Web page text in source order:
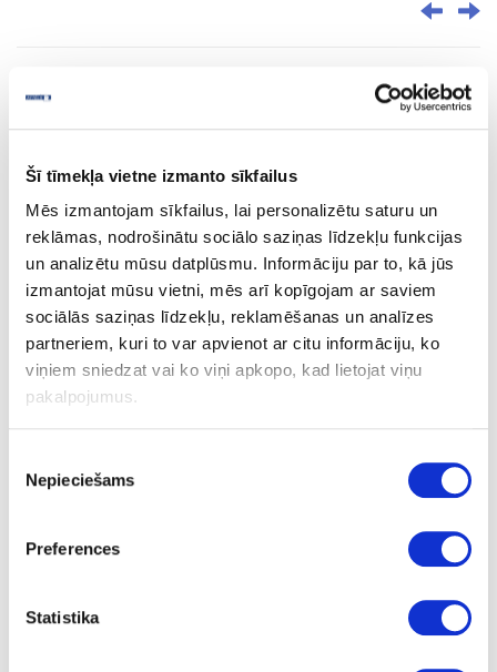
Šī tīmekļa vietne izmanto sīkfailus
Mēs izmantojam sīkfailus, lai personalizētu saturu un
reklāmas, nodrošinātu sociālo saziņas līdzekļu funkcijas
un analizētu mūsu datplūsmu. Informāciju par to, kā jūs
izmantojat mūsu vietni, mēs arī kopīgojam ar saviem
sociālās saziņas līdzekļu, reklamēšanas un analīzes
partneriem, kuri to var apvienot ar citu informāciju, ko
viņiem sniedzat vai ko viņi apkopo, kad lietojat viņu
pakalpojumus.
izvēle
Nepieciešams
Preferences
Statistika
10-R140457-23-1.2-PR
R140457/A2905/F6299
Cobalt Grey Ultra Matt
MATT
23
1.2
m
1.549
ruļļiem 26%. Dekoriem ar atzīmi "Īpaša cena" maksimālā atlaide
ruļļiem 15%. Pilniem ruļļiem atlaide 15%.